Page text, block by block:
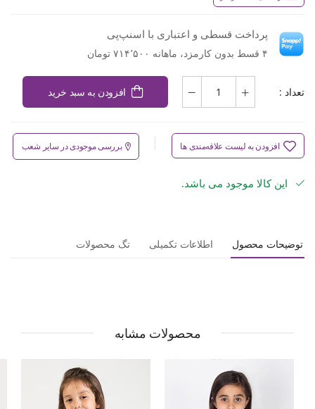
پرداخت قسطی و اعتباری با اسنپ‌پی
۴ قسط بدون کارمزد، ماهانه ۷۱۴٬۵۰۰ تومان
تعداد : افزودن به سبد خرید
افزودن به لیست علاقه‌مندی ها بررسی موجودی در سایر شعب
این کالا موجود می باشد.
توضیحات محصول اطلاعات تکمیلی تگ محصولات
محصولات مشابه